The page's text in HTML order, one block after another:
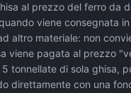
al prezzo del ferro da
viene consegnata
altro materiale: non
viene pagata al prezzo
tonnellate di sola ghisa,
direttamente con una